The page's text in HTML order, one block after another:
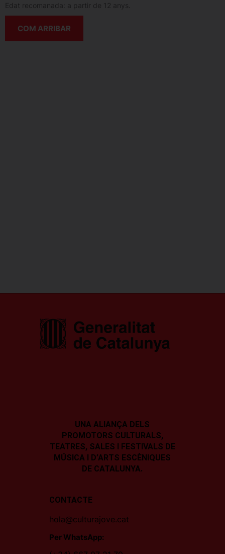
Edat recomanada: a partir de 12 anys.
COM ARRIBAR
UNA ALIANÇA DELS
PROMOTORS CULTURALS,
TEATRES, SALES I FESTIVALS DE
MÚSICA I D’ARTS ESCÈNIQUES
DE CATALUNYA.
CONTACTE
hola@culturajove.cat
Per WhatsApp: